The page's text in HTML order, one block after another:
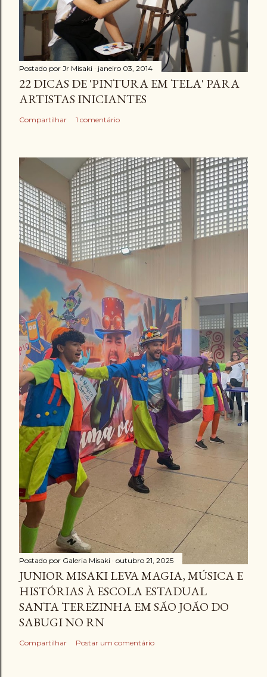
Postado por Jr Misaki janeiro 03, 2014
22 DICAS DE 'PINTURA EM TELA' PARA
ARTISTAS INICIANTES
Compartilhar 1 comentário
Postado por Galeria Misaki outubro 21, 2025
JUNIOR MISAKI LEVA MAGIA, MÚSICA E
HISTÓRIAS À ESCOLA ESTADUAL
SANTA TEREZINHA EM SÃO JOÃO DO
SABUGI NO RN
Compartilhar Postar um comentário